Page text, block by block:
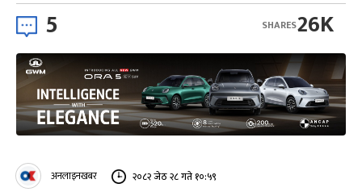
5 26K
SHARES
अनलाइनखबर २०८२ जेठ २८ गते १०:५९